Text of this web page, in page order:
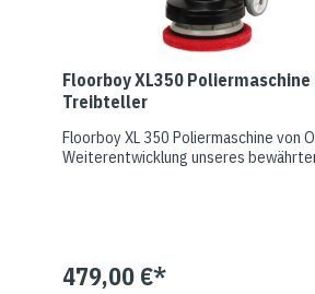
Floorboy XL350
Treibteller
Floorboy XL 350 Poliermaschine von
Weiterentwicklung unseres
479,00 €*